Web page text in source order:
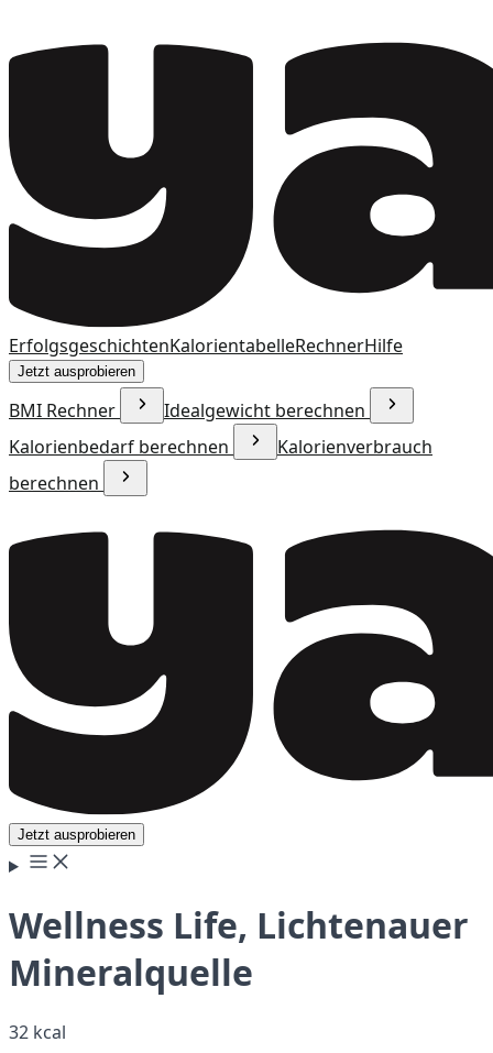
ErfolgsgeschichtenKalorientabelleRechnerHilfe
Jetzt ausprobieren
BMI Rechner
Idealgewicht berechnen
Kalorienbedarf berechnen
Kalorienverbrauch
berechnen
Jetzt ausprobieren
Wellness Life, Lichtenauer
Mineralquelle
32 kcal